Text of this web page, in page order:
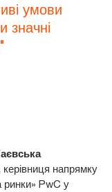
умови
значні
напрямку
ринки» PwC у